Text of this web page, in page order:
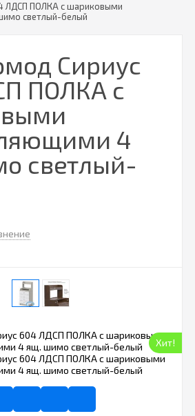
ЛДСП ПОЛКА с шариковыми
светлый-белый
Сириус
ПОЛКА с
4
светлый-
Хит!